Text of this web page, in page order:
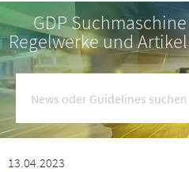
GDP
Regelwerke und
13.04.2023